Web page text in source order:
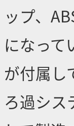
ップ、
になって
が付属し
ろ過シス